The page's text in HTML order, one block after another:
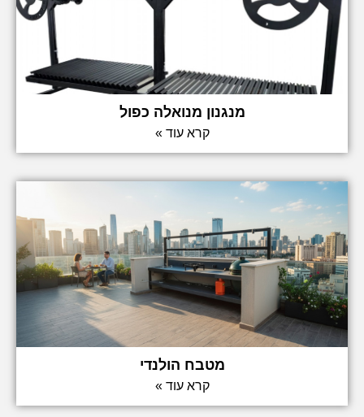
מנגנון מנואלה כפול
קרא עוד »
מטבח הולנדי
קרא עוד »